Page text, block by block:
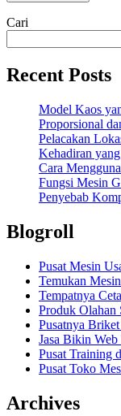
Cari
Recent Posts
Model Kaos
Proporsional
Pelacakan
Kehadiran
Cara
Fungsi Mesin
Penyebab
Blogroll
Pusat Mesin
Temukan
Tempatnya
Produk Olahan
Pusatnya
Jasa Bikin
Pusat Training
Pusat Toko
Archives